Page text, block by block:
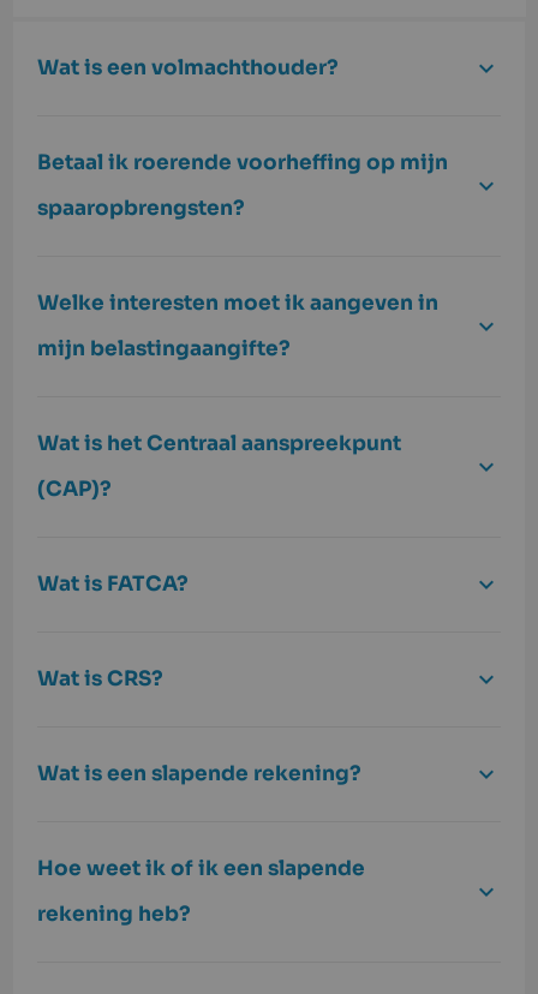
Wat is een volmachthouder?
Betaal ik roerende voorheffing op mijn
spaaropbrengsten?
Welke interesten moet ik aangeven in
mijn belastingaangifte?
Wat is het Centraal aanspreekpunt
(CAP)?
Wat is FATCA?
Wat is CRS?
Wat is een slapende rekening?
Hoe weet ik of ik een slapende
rekening heb?